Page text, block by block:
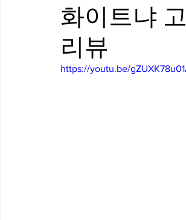
화이트냐
리뷰
https://youtu.be/